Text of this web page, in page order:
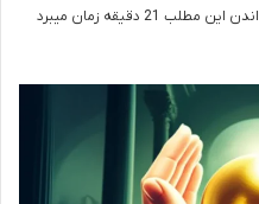
این مطلب 21 دقیقه زمان میبرد